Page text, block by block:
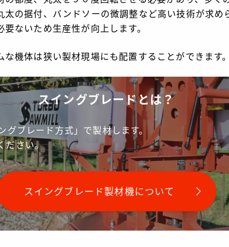
の据付、バンドソーの微調整など高い技術が求め
ないため生産性が向上します。
機体は狭い製材現場にも配置することができます
スイングブレードとは？
ブレード方式」で製材します。
ださい。
スイングブレード製材機について